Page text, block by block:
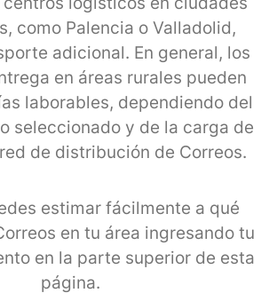
como Palencia o Valladolid,
adicional. En general, los
en áreas rurales pueden
laborables, dependiendo del
seleccionado y de la carga de
de distribución de Correos.
estimar fácilmente a qué
en tu área ingresando tu
en la parte superior de esta
página.